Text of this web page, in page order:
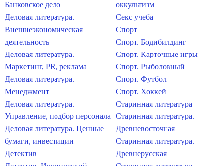
Банковское дело
Деловая литература.
Внешнеэкономическая
деятельность
Деловая литература.
Маркетинг, PR, реклама
Деловая литература.
Менеджмент
Деловая литература.
Управление, подбор персонала
Деловая литература. Ценные
бумаги, инвестиции
Детектив
оккультизм
Секс учеба
Спорт
Спорт. Бодибилдинг
Спорт. Карточные игры
Спорт. Рыболовный
Спорт. Футбол
Спорт. Хоккей
Старинная литература
Старинная литература.
Древневосточная
Старинная литература.
Древнерусская